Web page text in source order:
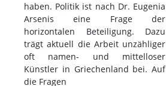
haben. Politik ist nach Dr. Eugenia
Arsenis eine Frage der
horizontalen Beteiligung. Dazu
trägt aktuell die Arbeit unzähliger
oft namen- und mittelloser
Künstler in Griechenland bei. Auf
die Fragen